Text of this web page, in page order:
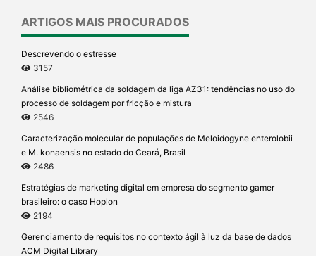
ARTIGOS MAIS PROCURADOS
Descrevendo o estresse
3157
Análise bibliométrica da soldagem da liga AZ31: tendências no uso do
processo de soldagem por fricção e mistura
2546
Caracterização molecular de populações de Meloidogyne enterolobii
e M. konaensis no estado do Ceará, Brasil
2486
Estratégias de marketing digital em empresa do segmento gamer
brasileiro: o caso Hoplon
2194
Gerenciamento de requisitos no contexto ágil à luz da base de dados
ACM Digital Library